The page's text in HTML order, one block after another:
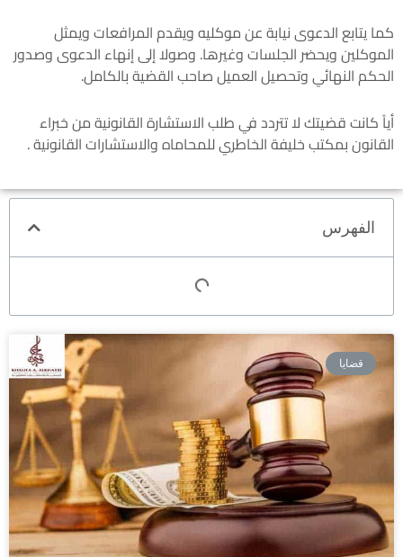
كما يتابع الدعوى نيابة عن موكليه ويقدم المرافعات ويمثل
الموكلين ويحضر الجلسات وغيرها. وصولا إلى إنهاء الدعوى وصدور
الحكم النهائي وتحصيل العميل صاحب القضية بالكامل.
أياً كانت قضيتك لا تتردد في طلب الاستشارة القانونية من خبراء
القانون بمكتب خليفة الخاطري للمحاماه والاستشارات القانونية .
الفهرس
قضايا